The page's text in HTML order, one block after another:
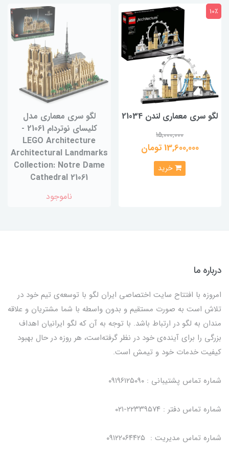
لگو سری معماری لندن 21034
15,000,000
13,600,000 تومان
10٪
خرید
لگو سری معماری مدل
کلیسای نوتردام 21061 -
LEGO Architecture
Architectural Landmarks
Collection: Notre Dame
Cathedral 21061
ناموجود
درباره ما
امروزه با افتتاح سایت اختصاصی ایران لگو با توسعه‌ی تیم خود در
تلاش است به صورت مستقیم و بدون واسطه با شما مشتریان و علاقه
مندان به لگو در ارتباط باشد. با توجه به آن که لگو ایرانیان اهداف
بزرگی را برای آینده‌ی خود در نظر گرفته‌است، هر روزه در حال بهبود
کیفیت خدمات خود و تیمش است.
شماره تماس پشتیبانی : ۰۹۱۹۶۱۲۵۰۹۰
شماره تماس دفتر : ۲۲۳۳۹۵۷۴-۰۲۱
شماره تماس مدیریت : ۰۹۱۲۲۰۶۴۴۲۵